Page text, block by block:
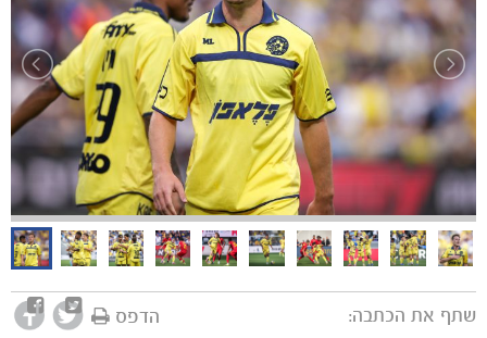
מכבי TV
שתף את הכתבה: הדפס